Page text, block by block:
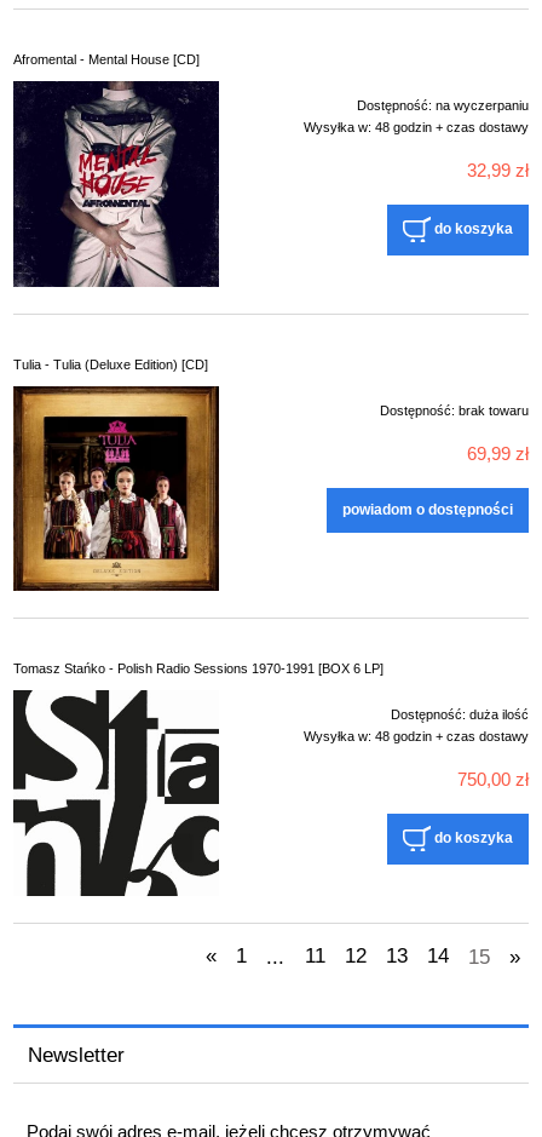
Afromental - Mental House [CD]
Dostępność: na wyczerpaniu
Wysyłka w: 48 godzin + czas dostawy
32,99 zł
do koszyka
Tulia - Tulia (Deluxe Edition) [CD]
Dostępność: brak towaru
69,99 zł
powiadom o dostępności
Tomasz Stańko - Polish Radio Sessions 1970-1991 [BOX 6 LP]
Dostępność: duża ilość
Wysyłka w: 48 godzin + czas dostawy
750,00 zł
do koszyka
« 1 ... 11 12 13 14 15 »
Newsletter
Podaj swój adres e-mail, jeżeli chcesz otrzymywać